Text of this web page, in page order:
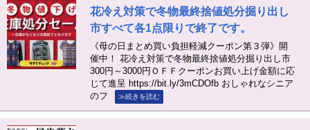
花冷え対策で冬物最終捨値処分掘り出し
市すべて各1点限りで終了です。
《母の日まとめ買い負担軽減クーポン第３弾》開
催中！ 花冷え対策で冬物最終捨値処分掘り出し市
300円～3000円ＯＦＦクーポンお買い上げ金額に応
じて進呈 https://bit.ly/3mCDOfb おしゃれなシニア
のフ
≫続きを読む